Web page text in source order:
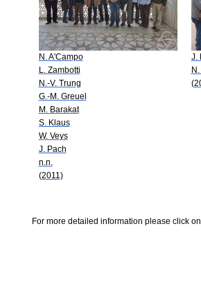
N. A'Campo
L. Zambotti
N.-V. Trung
G.-M. Greuel
M. Barakat
S. Klaus
W. Veys
J. Pach
n.n.
(2011)
J.
For more detailed information please click